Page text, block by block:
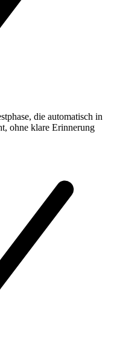
die automatisch in
ohne klare Erinnerung